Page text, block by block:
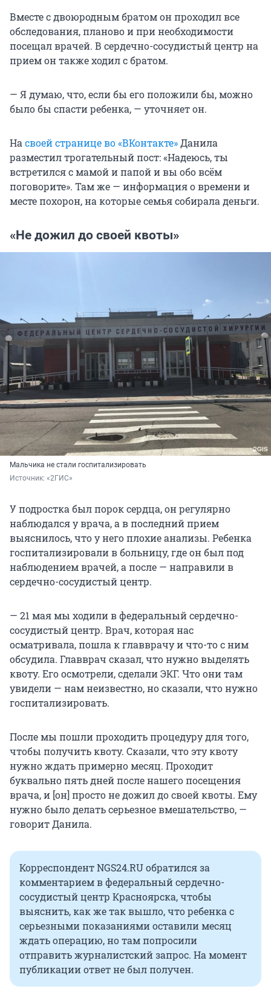
Вместе с двоюродным братом он проходил все
обследования, планово и при необходимости
посещал врачей. В сердечно-сосудистый центр на
прием он также ходил с братом.
— Я думаю, что, если бы его положили бы, можно
было бы спасти ребенка, — уточняет он.
Насвоей странице во «ВКонтакте»Данила
разместил трогательный пост: «Надеюсь, ты
встретился с мамой и папой и вы обо всём
поговорите». Там же — информация о времени и
месте похорон, на которые семья собирала деньги.
«Не дожил до своей квоты»
Мальчика не стали госпитализировать
Источник: «2ГИС»
У подростка был порок сердца, он регулярно
наблюдался у врача, а в последний прием
выяснилось, что у него плохие анализы. Ребенка
госпитализировали в больницу, где он был под
наблюдением врачей, а после — направили в
сердечно-сосудистый центр.
— 21 мая мы ходили в федеральный сердечно-
сосудистый центр. Врач, которая нас
осматривала, пошла к главврачу и что-то с ним
обсудила. Главврач сказал, что нужно выделять
квоту. Его осмотрели, сделали ЭКГ. Что они там
увидели — нам неизвестно, но сказали, что нужно
госпитализировать.
После мы пошли проходить процедуру для того,
чтобы получить квоту. Сказали, что эту квоту
нужно ждать примерно месяц. Проходит
буквально пять дней после нашего посещения
врача, и [он] просто не дожил до своей квоты. Ему
нужно было делать серьезное вмешательство, —
говорит Данила.
Корреспондент NGS24.RU обратился за
комментарием в федеральный сердечно-
сосудистый центр Красноярска, чтобы
выяснить, как же так вышло, что ребенка с
серьезными показаниями оставили месяц
ждать операцию, но там попросили
отправить журналистский запрос. На момент
публикации ответ не был получен.